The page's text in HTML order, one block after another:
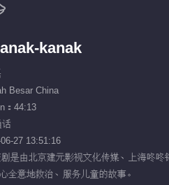
kanak
Besar China
：44:13
话
27 13:51:16
剧是由北京建元影视文化传媒、上海咚
全意地救治、服务儿童的故事。